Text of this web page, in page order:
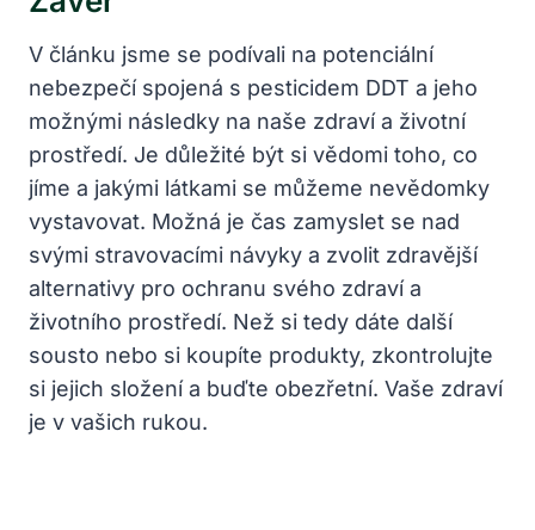
V článku jsme se podívali na potenciální
nebezpečí spojená s pesticidem DDT a jeho
možnými následky na naše zdraví a životní
prostředí. Je důležité být si vědomi toho, co
jíme a jakými látkami se můžeme nevědomky
vystavovat. Možná je čas zamyslet se nad
svými stravovacími návyky a zvolit zdravější
alternativy pro ochranu svého zdraví a
životního prostředí. Než si tedy dáte další
sousto nebo si koupíte produkty, zkontrolujte
si jejich složení a buďte obezřetní. Vaše zdraví
je v vašich rukou.